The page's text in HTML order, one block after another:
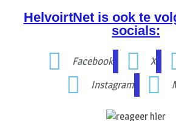
HelvoirtNet is ook te
socials:
Facebook X
Instagram